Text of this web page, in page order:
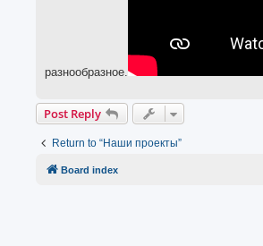
разнообразное.
Post Reply
Return to “Наши проекты”
Board index